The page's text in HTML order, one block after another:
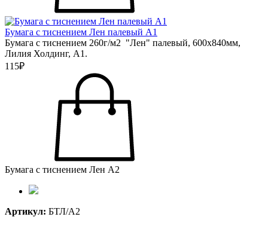
Бумага с тиснением Лен палевый А1
Бумага с тиснением 260г/м2 "Лен" палевый, 600х840мм,
Лилия Холдинг, А1.
115₽
Бумага с тиснением Лен А2
Артикул: БТЛ/А2